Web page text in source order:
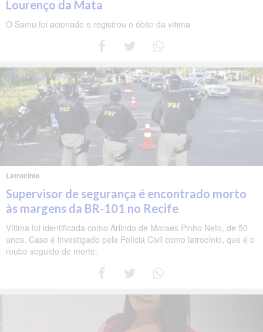
Lourenço da Mata
O Samu foi acionado e registrou o óbito da vítima
Latrocínio
Supervisor de segurança é encontrado morto
às margens da BR-101 no Recife
Vítima foi identificada como Arlindo de Moraes Pinho Neto, de 50
anos. Caso é investigado pela Polícia Civil como latrocínio, que é o
roubo seguido de morte.